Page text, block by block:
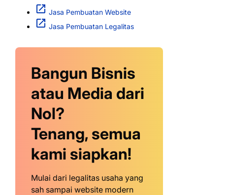
Jasa Pembuatan Website
Jasa Pembuatan Legalitas
Bangun Bisnis
atau Media dari
Nol?
Tenang, semua
kami siapkan!
Mulai dari legalitas usaha yang
sah sampai website modern